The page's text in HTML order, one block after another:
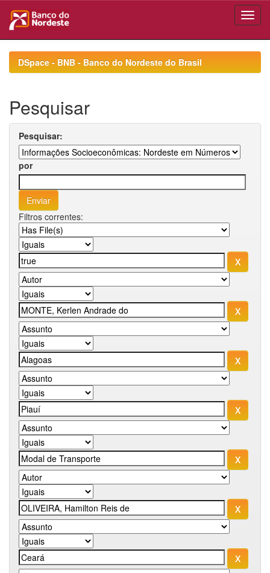
navigationDSpace - BNB - Banco do Nordeste do Brasil
Pesquisar
Pesquisar:
por
Filtros correntes: